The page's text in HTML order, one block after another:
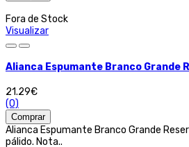
Fora de Stock
Visualizar
Alianca Espumante Branco Grande
21.29€
(0)
Comprar
Alianca Espumante Branco Grande
pálido. Nota..